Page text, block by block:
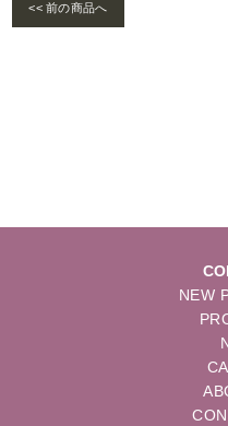
<< 前の商品へ
NEW